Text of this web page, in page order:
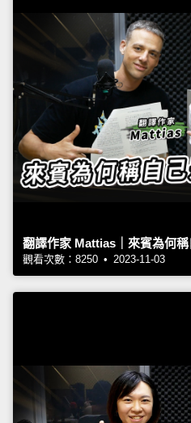
翻譯作家 Mattias｜來賓為何
觀看次數：8250 • 2023-11-03